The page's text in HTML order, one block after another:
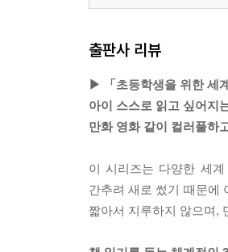
출판사 리뷰
▶ 「초등학생을 위한 세
아이 스스로 읽고 싶어지
만화 영화 같이 컬러풀하
이 시리즈는 다양한 세
간추려 새로 썼기 때문에
짧아서 지루하지 않으며,